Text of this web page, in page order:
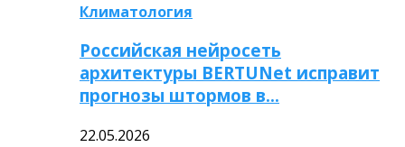
Климатология
Российская нейросеть
архитектуры BERTUNet исправит
прогнозы штормов в…
22.05.2026